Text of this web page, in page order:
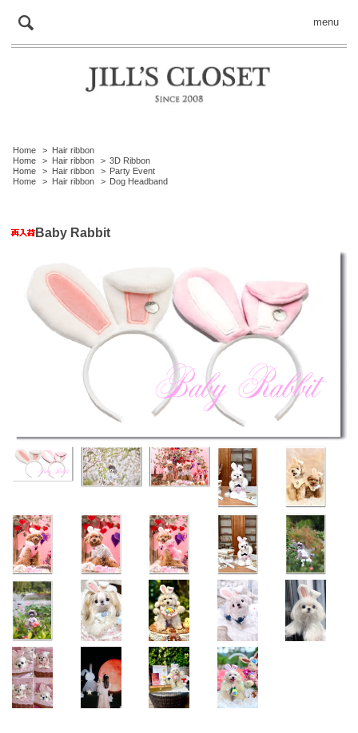
menu
Home > Hair ribbon
Home
> Hair ribbon > 3D Ribbon
Home
> Hair ribbon > Party Event
Home
> Hair ribbon > Dog Headband
Baby Rabbit